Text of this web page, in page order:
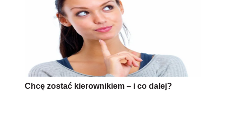
Chcę zostać kierownikiem – i co dalej?